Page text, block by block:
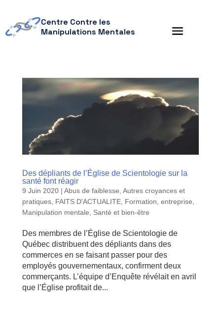
Centre Contre les
Manipulations Mentales
Des dépliants de l’Église de Scientologie sur la
santé font réagir
9 Juin 2020| Abus de faiblesse Autres croyances et
pratiques, FAITS D'ACTUALITE, Formation, entreprise
Manipulation mentale
Santé et bien-être
Des membres de l’Église de Scientologie de
Québec distribuent des dépliants dans des
commerces en se faisant passer pour des
employés gouvernementaux, confirment deux
commerçants. L’équipe d’Enquête révélait en avril
que l’Église profitait de...